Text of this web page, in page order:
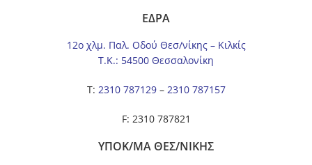
ΕΔΡΑ
12ο χλμ. Παλ. Οδού Θεσ/νίκης – Κιλκίς
Τ.Κ.: 54500 Θεσσαλονίκη
Τ: 2310 787129– 2310 787157
F: 2310 787821
ΥΠΟΚ/ΜΑ ΘΕΣ/ΝΙΚΗΣ